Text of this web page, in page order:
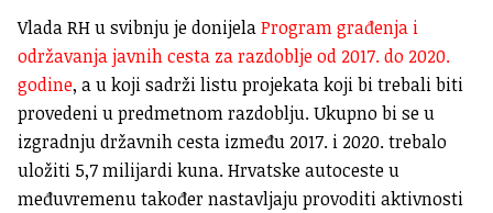
Vlada RH u svibnju je donijelaProgram građenja i
održavanja javnih cesta za razdoblje od 2017. do 2020.
godine, a u koji sadrži listu projekata koji bi trebali biti
provedeni u predmetnom razdoblju. Ukupno bi se u
izgradnju državnih cesta između 2017. i 2020. trebalo
uložiti 5,7 milijardi kuna. Hrvatske autoceste u
međuvremenu također nastavljaju provoditi aktivnosti